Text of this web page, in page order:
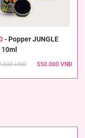
- Popper JUNGLE
VNĐ 550.000 VNĐ